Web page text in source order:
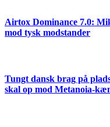
Airtox Dominance 7.0:
mod tysk modstander
Tungt dansk brag på
skal op mod Metanoia-